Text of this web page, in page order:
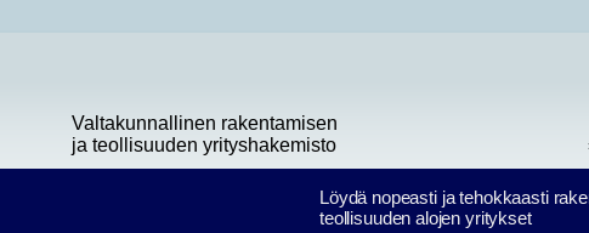
Valtakunnallinen rakentamisen
ja teollisuuden yrityshakemisto
Löydä nopeasti ja tehokkaasti
teollisuuden alojen yritykset